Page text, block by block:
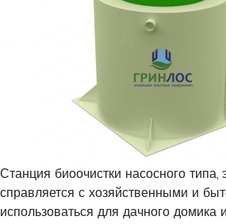
Станция биоочистки насосного
справляется с хозяйственными и
использоваться для дачного домика